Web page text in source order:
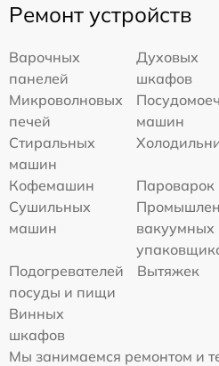
Ремонт устройств
Варочных
панелей
Духовых
шкафов
Микроволновых
печей
машин
Стиральных
машин
Кофемашин
Пароварок
Сушильных
машин
вакуумных
Подогревателей
посуды и пищи
Вытяжек
Винных
шкафов
Мы занимаемся ремонтом и